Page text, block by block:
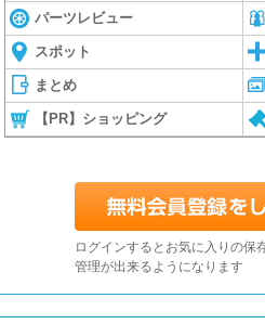
パーツレビュー
スポット
まとめ
【PR】ショッピング
ログインするとお気に入りの保
管理が出来るようになります